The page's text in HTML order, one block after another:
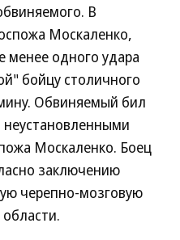
В
Москаленко,
менее одного удара
бойцу столичного
Обвиняемый бил
неустановленными
Москаленко. Боец
заключению
черепно-мозговую